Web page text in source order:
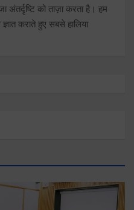
अंतर्दृष्टि को ताज़ा करता है। हम
कराते हुए सबसे हालिया